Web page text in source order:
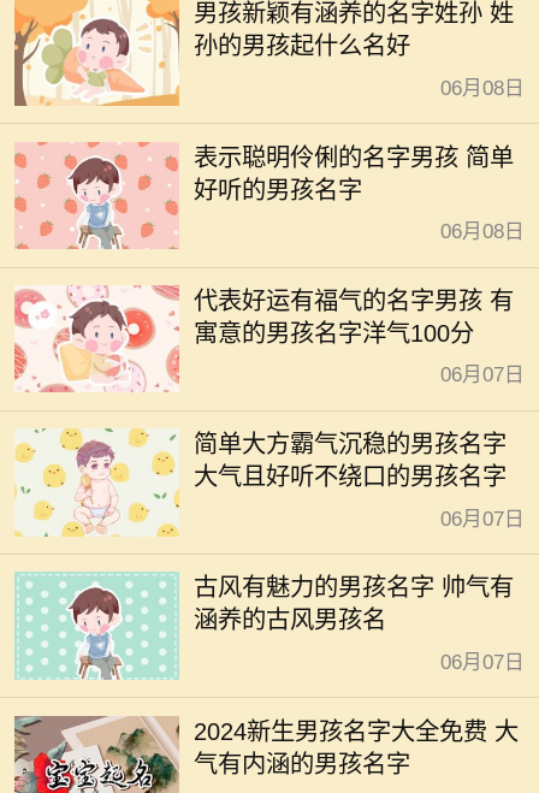
男孩新颖有涵养的名字姓孙 姓
孙的男孩起什么名好
06月08日
表示聪明伶俐的名字男孩 简单
好听的男孩名字
06月08日
代表好运有福气的名字男孩 有
寓意的男孩名字洋气100分
06月07日
简单大方霸气沉稳的男孩名字
大气且好听不绕口的男孩名字
06月07日
古风有魅力的男孩名字 帅气有
涵养的古风男孩名
06月07日
2024新生男孩名字大全免费 大
气有内涵的男孩名字